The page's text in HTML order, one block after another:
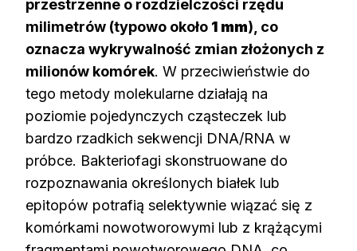
przestrzenne o rozdzielczości rzędu
milimetrów (typowo około 1 mm), co
oznacza wykrywalność zmian złożonych z
milionów komórek. W przeciwieństwie do
tego metody molekularne działają na
poziomie pojedynczych cząsteczek lub
bardzo rzadkich sekwencji DNA/RNA w
próbce. Bakteriofagi skonstruowane do
rozpoznawania określonych białek lub
epitopów potrafią selektywnie wiązać się z
komórkami nowotworowymi lub z krążącymi